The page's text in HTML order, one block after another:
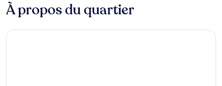
À propos du quartier